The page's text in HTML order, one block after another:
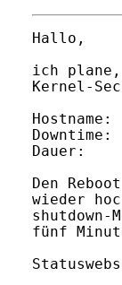
Hallo,
ich
Kernel-
Dauer:
Den
wieder
fünf